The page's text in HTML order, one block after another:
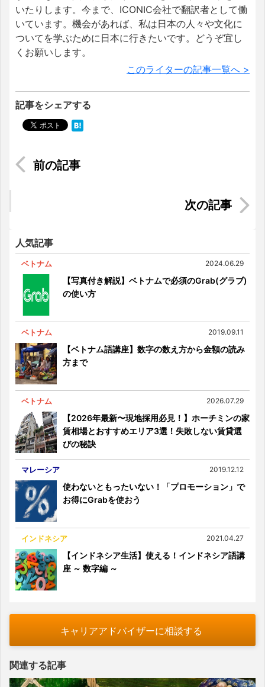
いたりします。今まで、ICONIC会社で翻訳者として働
いています。機会があれば、私は日本の人々や文化に
ついてを学ぶために日本に行きたいです。どうぞ宜し
くお願いします。
このライターの記事一覧へ >
記事をシェアする
ベトナム人のお茶文化【歴史・茶道具・飲み方ま
知っておきたい！マレーシアの病院での受診の流
人気記事
ベトナム 2024.06.29
【写真付き解説】ベトナムで必須のGrab(グラブ)
の使い方
ベトナム 2019.09.11
【ベトナム語講座】数字の数え方から金額の読み
方まで
ベトナム 2026.07.29
【2026年最新〜現地採用必見！】ホーチミンの家
賃相場とおすすめエリア3選！失敗しない賃貸選
びの秘訣
マレーシア 2019.12.12
使わないともったいない！「プロモーション」で
お得にGrabを使おう
インドネシア 2021.04.27
【インドネシア生活】使える！インドネシア語講
座 ～ 数字編 ～
キャリアアドバイザーに相談する
関連する記事